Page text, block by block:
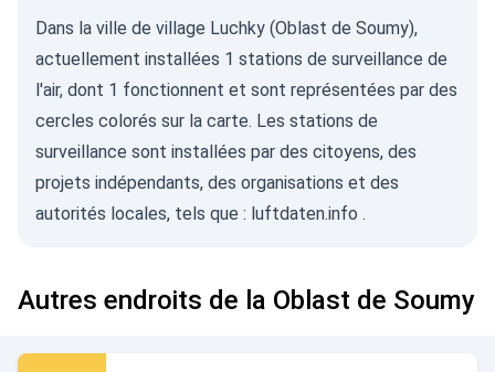
Dans la ville de village Luchky (Oblast de Soumy),
actuellement installées 1 stations de surveillance de
l'air, dont 1 fonctionnent et sont représentées par des
cercles colorés sur la carte. Les stations de
surveillance sont installées par des citoyens, des
projets indépendants, des organisations et des
autorités locales, tels que : luftdaten.info .
Autres endroits de la Oblast de Soumy